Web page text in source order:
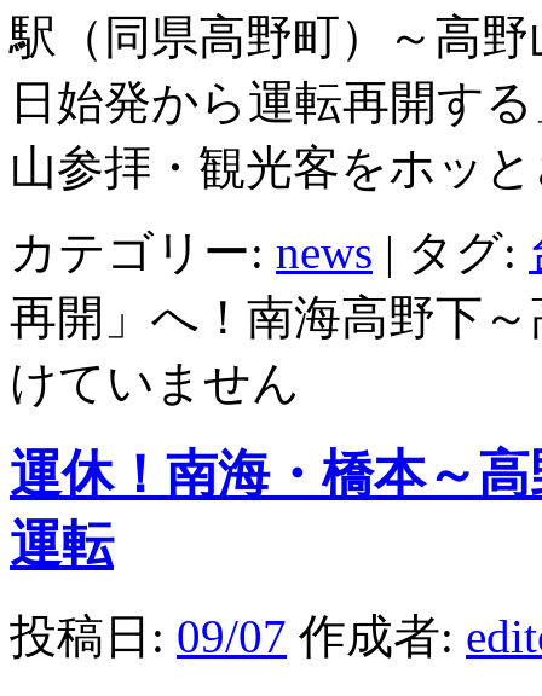
駅（同県高野町）～高
日始発から運転再開す
山参拝・観光客をホッ
カテゴリー: news | タグ:
再開」へ！南海高野下
けていません
運休！南海・橋本～
運転
投稿日: 09/07 作成者: